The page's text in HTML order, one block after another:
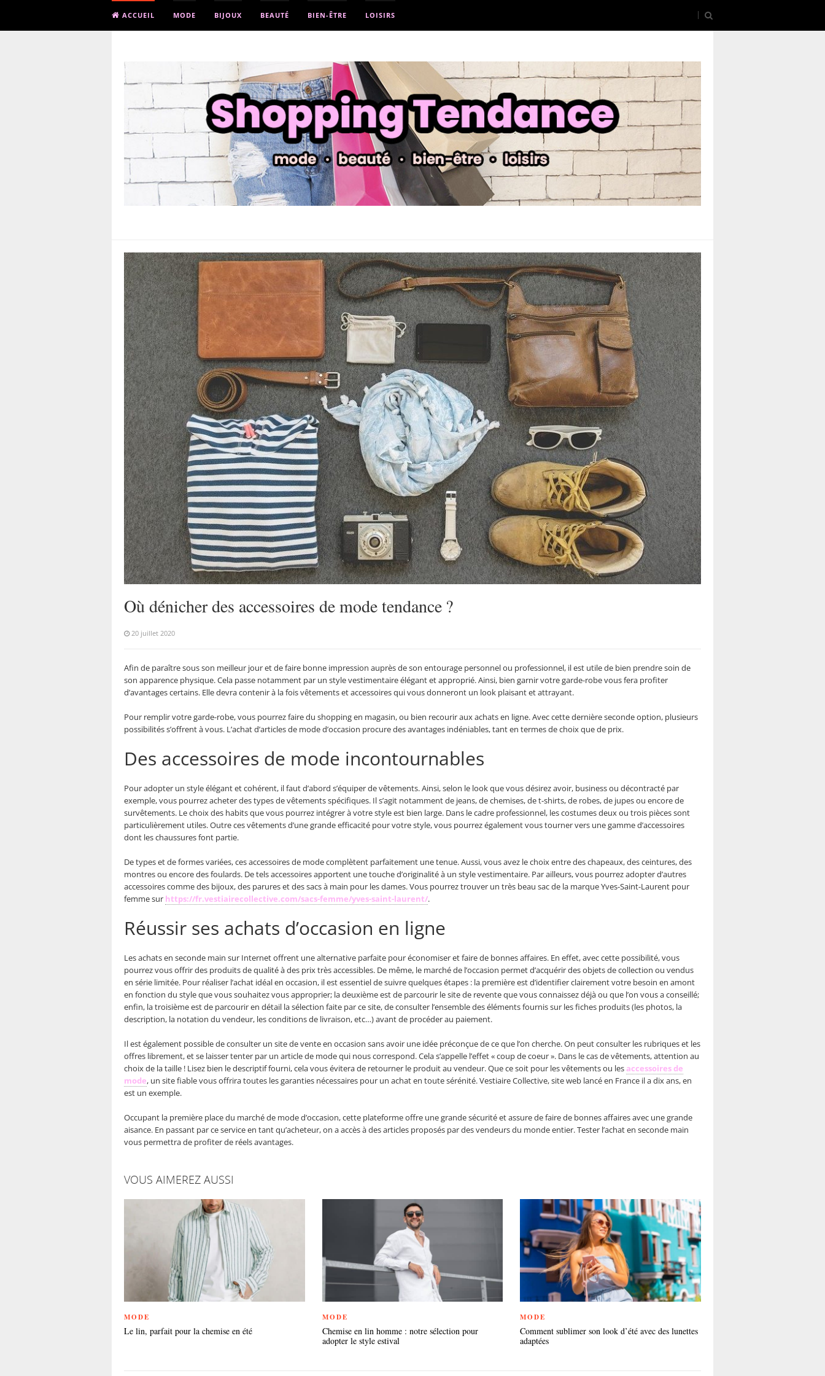
ACCUEIL MODE BIJOUX BEAUTÉ BIEN-ÊTRE LOISIRS
Où dénicher des accessoires de mode tendance ?
20 juillet 2020
Afin de paraître sous son meilleur jour et de faire bonne impression auprès de son entourage personnel ou professionnel, il est utile de bien prendre soin de
son apparence physique. Cela passe notamment par un style vestimentaire élégant et approprié. Ainsi, bien garnir votre garde-robe vous fera profiter
d’avantages certains. Elle devra contenir à la fois vêtements et accessoires qui vous donneront un look plaisant et attrayant.
Pour remplir votre garde-robe, vous pourrez faire du shopping en magasin, ou bien recourir aux achats en ligne. Avec cette dernière seconde option, plusieurs
possibilités s’offrent à vous. L’achat d’articles de mode d’occasion procure des avantages indéniables, tant en termes de choix que de prix.
Des accessoires de mode incontournables
Pour adopter un style élégant et cohérent, il faut d’abord s’équiper de vêtements. Ainsi, selon le look que vous désirez avoir, business ou décontracté par
exemple, vous pourrez acheter des types de vêtements spécifiques. Il s’agit notamment de jeans, de chemises, de t-shirts, de robes, de jupes ou encore de
survêtements. Le choix des habits que vous pourrez intégrer à votre style est bien large. Dans le cadre professionnel, les costumes deux ou trois pièces sont
particulièrement utiles. Outre ces vêtements d’une grande efficacité pour votre style, vous pourrez également vous tourner vers une gamme d’accessoires
dont les chaussures font partie.
De types et de formes variées, ces accessoires de mode complètent parfaitement une tenue. Aussi, vous avez le choix entre des chapeaux, des ceintures, des
montres ou encore des foulards. De tels accessoires apportent une touche d’originalité à un style vestimentaire. Par ailleurs, vous pourrez adopter d’autres
accessoires comme des bijoux, des parures et des sacs à main pour les dames. Vous pourrez trouver un très beau sac de la marque Yves-Saint-Laurent pour
femme sur https://fr.vestiairecollective.com/sacs-femme/yves-saint-laurent/.
Réussir ses achats d’occasion en ligne
Les achats en seconde main sur Internet offrent une alternative parfaite pour économiser et faire de bonnes affaires. En effet, avec cette possibilité, vous
pourrez vous offrir des produits de qualité à des prix très accessibles. De même, le marché de l’occasion permet d’acquérir des objets de collection ou vendus
en série limitée. Pour réaliser l’achat idéal en occasion, il est essentiel de suivre quelques étapes : la première est d’identifier clairement votre besoin en amont
en fonction du style que vous souhaitez vous approprier; la deuxième est de parcourir le site de revente que vous connaissez déjà ou que l’on vous a conseillé;
enfin, la troisième est de parcourir en détail la sélection faite par ce site, de consulter l’ensemble des éléments fournis sur les fiches produits (les photos, la
description, la notation du vendeur, les conditions de livraison, etc…) avant de procéder au paiement.
Il est également possible de consulter un site de vente en occasion sans avoir une idée préconçue de ce que l’on cherche. On peut consulter les rubriques et les
offres librement, et se laisser tenter par un article de mode qui nous correspond. Cela s’appelle l’effet « coup de coeur ». Dans le cas de vêtements, attention au
choix de la taille ! Lisez bien le descriptif fourni, cela vous évitera de retourner le produit au vendeur. Que ce soit pour les vêtements ou lesaccessoires de
mode, un site fiable vous offrira toutes les garanties nécessaires pour un achat en toute sérénité. Vestiaire Collective, site web lancé en France il a dix ans, en
est un exemple.
Occupant la première place du marché de mode d’occasion, cette plateforme offre une grande sécurité et assure de faire de bonnes affaires avec une grande
aisance. En passant par ce service en tant qu’acheteur, on a accès à des articles proposés par des vendeurs du monde entier. Tester l’achat en seconde main
vous permettra de profiter de réels avantages.
VOUS AIMEREZ AUSSI
MODE
Le lin, parfait pour la chemise en été
MODE
Chemise en lin homme : notre sélection pour
adopter le style estival
MODE
Comment sublimer son look d’été avec des lunettes
adaptées